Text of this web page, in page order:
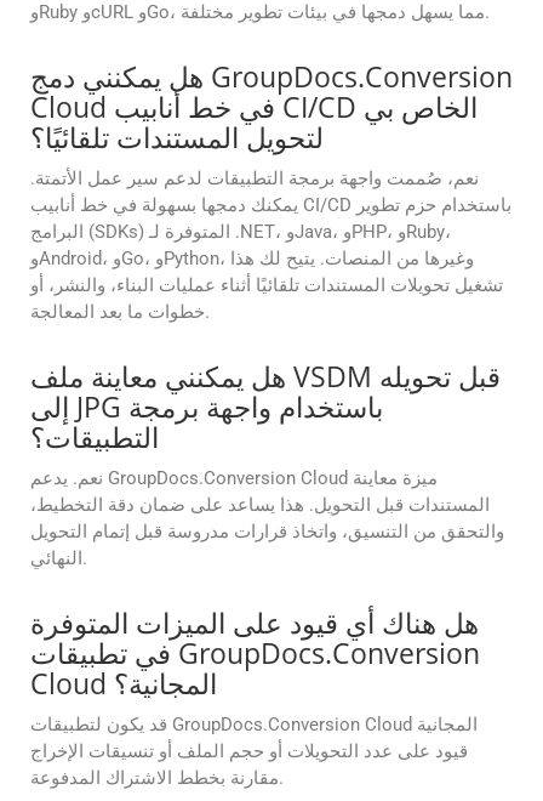
وRuby وcURL وGo، مما يسهل دمجها في بيئات تطوير مختلفة.
هل يمكنني دمج GroupDocs.Conversion
Cloud في خط أنابيب CI/CD الخاص بي
لتحويل المستندات تلقائيًا؟
نعم، صُممت واجهة برمجة التطبيقات لدعم سير عمل الأتمتة.
يمكنك دمجها بسهولة في خط أنابيب CI/CD باستخدام حزم تطوير
البرامج (SDKs) المتوفرة لـ .NET، وJava، وPHP، وRuby،
وAndroid، وGo، وPython، وغيرها من المنصات. يتيح لك هذا
تشغيل تحويلات المستندات تلقائيًا أثناء عمليات البناء، والنشر، أو
خطوات ما بعد المعالجة.
هل يمكنني معاينة ملف VSDM قبل تحويله
إلى JPG باستخدام واجهة برمجة
التطبيقات؟
نعم. يدعم GroupDocs.Conversion Cloud ميزة معاينة
المستندات قبل التحويل. هذا يساعد على ضمان دقة التخطيط،
والتحقق من التنسيق، واتخاذ قرارات مدروسة قبل إتمام التحويل
النهائي.
هل هناك أي قيود على الميزات المتوفرة
في تطبيقات GroupDocs.Conversion
Cloud المجانية؟
قد يكون لتطبيقات GroupDocs.Conversion Cloud المجانية
قيود على عدد التحويلات أو حجم الملف أو تنسيقات الإخراج
مقارنة بخطط الاشتراك المدفوعة.